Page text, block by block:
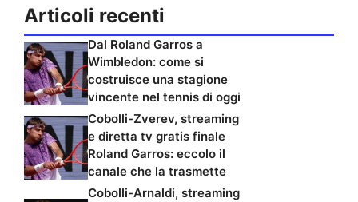
Articoli recenti
Dal Roland Garros a
Wimbledon: come si
costruisce una stagione
vincente nel tennis di oggi
Cobolli-Zverev, streaming
e diretta tv gratis finale
Roland Garros: eccolo il
canale che la trasmette
Cobolli-Arnaldi, streaming